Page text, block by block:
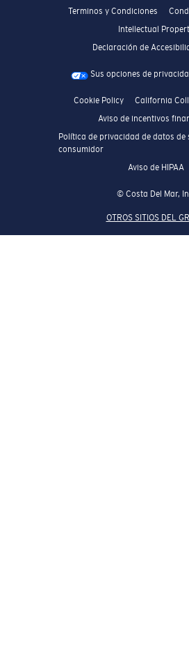
Terminos y Condiciones
Intellectual
Declaración de
Sus opciones de
Cookie Policy
California
Aviso de incentivos
Política de privacidad de datos de
consumidor
Aviso de HIPAA
© Costa Del Mar,
OTROS SITIOS DEL